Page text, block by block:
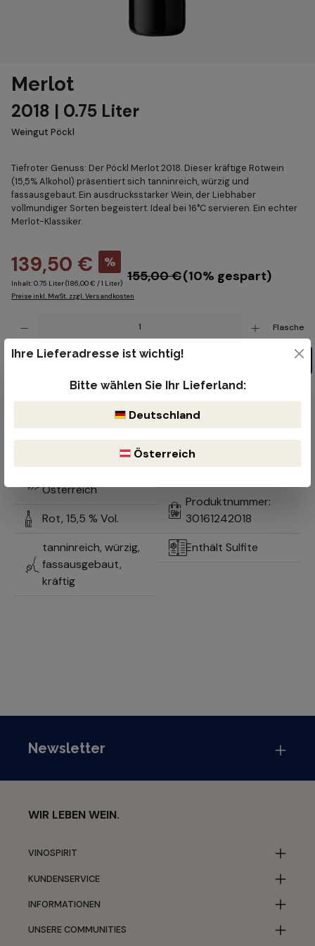
Merlot
2018 | 0.75 Liter
Weingut Pöckl
Tiefroter Genuss: Der Pöckl Merlot 2018. Dieser kräftige Rotwein
(15,5% Alkohol) präsentiert sich tanninreich, würzig und
fassausgebaut. Ein ausdrucksstarker Wein, der Liebhaber
vollmundiger Sorten begeistert. Ideal bei 16°C servieren. Ein echter
Merlot-Klassiker.
139,50 €
%
155,00 €(10% gespart)
Inhalt:0.75 Liter(186,00 € / 1 Liter)
Preise inkl. MwSt. zzgl. Versandkosten
Flasche
In den Warenkorb
Kostenloser Versand ab 99€
Lieferzeit 1-2 Werktage
Bruchsicherer & reibungsloser Versand durch DHL oder der öst.
Post
Österreich
Rot, 15,5 % Vol.
tanninreich, würzig,
fassausgebaut,
kräftig
Produktnummer:
30161242018
Enthält Sulfite
Newsletter
WIR LEBEN WEIN.
VINOSPIRIT
KUNDENSERVICE
INFORMATIONEN
UNSERE COMMUNITIES
Ihre Lieferadresse ist wichtig!
Bitte wählen Sie Ihr Lieferland:
Deutschland
Österreich